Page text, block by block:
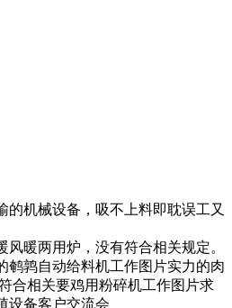
机械设备，吸不上料即耽误工又
风暖两用炉， 没有符合相关规定。
鹌鹑自动给料机工作图片实力的肉
合相关要鸡用粉碎机工作图片求
设备客户交流会